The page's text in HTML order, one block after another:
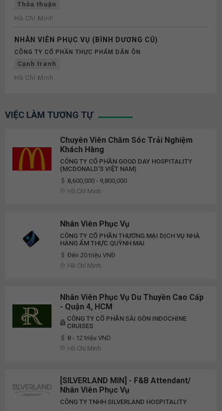
Thỏa thuận
Hồ Chí Minh
NHÂN VIÊN PHỤC VỤ (BÌNH DƯƠNG CŨ)
CÔNG TY CỔ PHẦN THỰC PHẨM DÂN ÔN
Cạnh tranh
Hồ Chí Minh
VIỆC LÀM TƯƠNG TỰ
Chuyên Viên Chăm Sóc Trải Nghiệm
Khách Hàng
CÔNG TY CỔ PHẦN GOOD DAY HOSPITALITY
(MCDONALD'S VIỆT NAM)
8,600,000 - 9,800,000
Hồ Chí Minh
Nhân Viên Phục Vụ
CÔNG TY CỔ PHẦN THƯƠNG MẠI DỊCH VỤ NHÀ
HÀNG ẨM THỰC QUỲNH MAI
Đến 20 triệu VNĐ
Hồ Chí Minh
Nhân Viên Phục Vụ Du Thuyền Cao Cấp
- Quận 4, HCM
CÔNG TY CỔ PHẦN SÀI GÒN INDOCHINE
CRUISES
8 - 12 triệu VND
Hồ Chí Minh
[SILVERLAND MIN] - F&B Attendant/
Nhân Viên Phục Vụ
CÔNG TY TNHH SILVERLAND HOSPITALITY